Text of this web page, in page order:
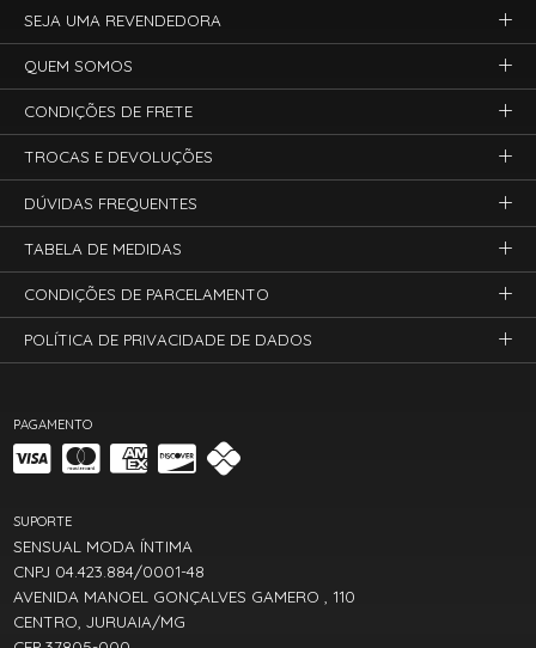
PAGAMENTO
SUPORTE
SENSUAL MODA ÍNTIMA
CNPJ 04.423.884/0001-48
AVENIDA MANOEL GONÇALVES GAMERO , 110
CENTRO, JURUAIA/MG
SEJA UMA REVENDEDORA
QUEM SOMOS
CONDIÇÕES DE FRETE
TROCAS E DEVOLUÇÕES
DÚVIDAS FREQUENTES
TABELA DE MEDIDAS
CONDIÇÕES DE PARCELAMENTO
POLÍTICA DE PRIVACIDADE DE DADOS